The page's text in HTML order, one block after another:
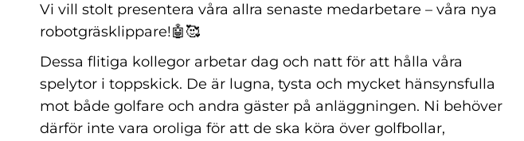
Vi vill stolt presentera våra allra senaste medarbetare – våra nya
robotgräsklippare!🤖🥰
Dessa flitiga kollegor arbetar dag och natt för att hålla våra
spelytor i toppskick. De är lugna, tysta och mycket hänsynsfulla
mot både golfare och andra gäster på anläggningen. Ni behöver
därför inte vara oroliga för att de ska köra över golfbollar,